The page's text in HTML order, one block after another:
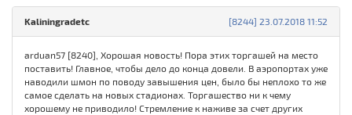
[8244] 23.07.2018 11:52
Kaliningradetc
arduan57 [8240], Хорошая новость! Пора этих торгашей на место
поставить! Главное, чтобы дело до конца довели. В аэропортах уже
наводили шмон по поводу завышения цен, было бы неплохо то же
самое сделать на новых стадионах. Торгашество ни к чему
хорошему не приводило! Стремление к наживе за счет других